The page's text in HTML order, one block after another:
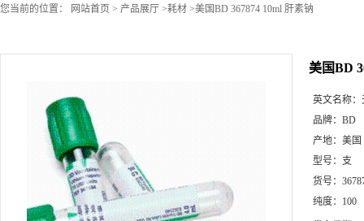
您当前的位置： 网站首页 > 产品展厅 >耗材 >美国BD 367874 10ml 肝素钠
美国BD
英文名称：
品牌： BD
产地： 美国
型号： 支
货号：
纯度： 100